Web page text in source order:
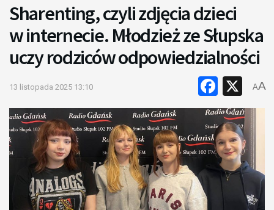
Sharenting, czyli zdjęcia dzieci
w internecie. Młodzież ze Słupska
uczy rodziców odpowiedzialności
13 listopada 2025 13:10 X
AA